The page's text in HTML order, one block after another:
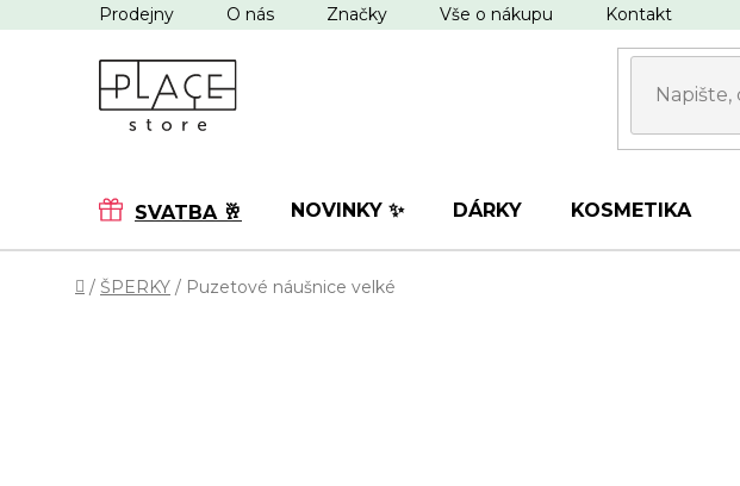
na
Prodejny O nás Značky Vše o nákupu Kontakt
SVATBA 🥂 NOVINKY ✨ DÁRKY KOSMETIKA
Domů
/ ŠPERKY / Puzetové náušnice velké